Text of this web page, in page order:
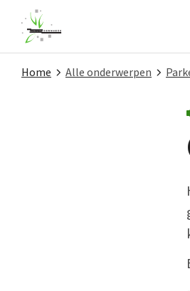
Melding
Home Alle onderwerpen